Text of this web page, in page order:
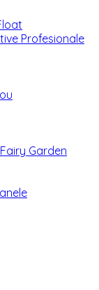
Profesionale
Garden